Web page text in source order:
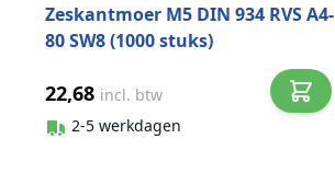
Zeskantmoer M5 DIN 934 RVS A4-
80 SW8 (1000 stuks)
22,68 incl. btw
2-5 werkdagen